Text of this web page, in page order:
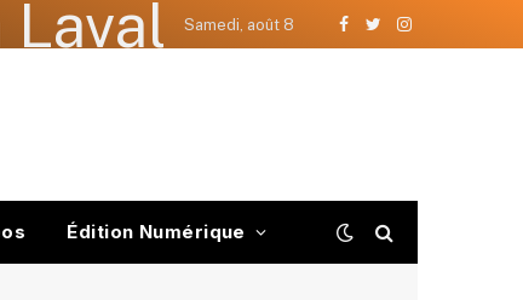
Laval Samedi, août 8
Facebook
TwitterInstagram
Édition Numérique